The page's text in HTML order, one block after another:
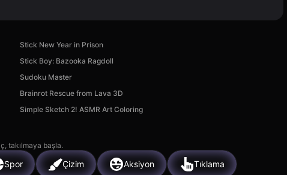
Stick New Year in Prison
Stick Boy: Bazooka Ragdoll
Sudoku Master
Brainrot Rescue from Lava 3D
Simple Sketch 2! ASMR Art Coloring
takılmaya başla.
Spor Çizim Aksiyon Tıklama